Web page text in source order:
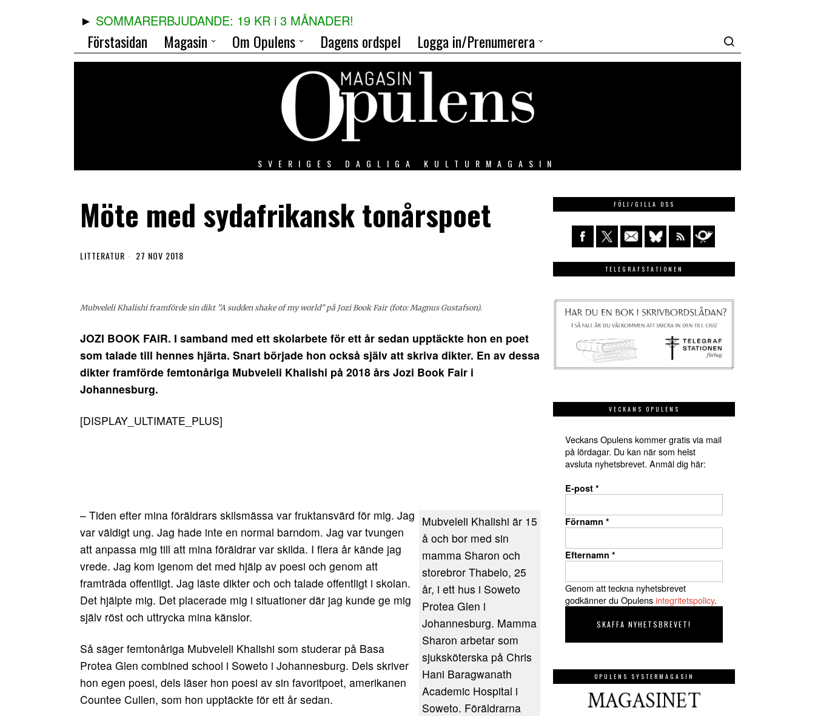
SOMMARERBJUDANDE: 19 KR i 3 MÅNADER!
Förstasidan Magasin Om Opulens Dagens ordspel Logga in/Prenumerera
SVERIGES DAGLIGA KULTURMAGASIN
Möte med sydafrikansk tonårspoet
LITTERATUR 27 NOV 2018
Mubveleli Khalishi framförde sin dikt ”A sudden shake of my world” på Jozi Book Fair (foto: Magnus Gustafson).
JOZI BOOK FAIR. I samband med ett skolarbete för ett år sedan upptäckte hon en poet
som talade till hennes hjärta. Snart började hon också själv att skriva dikter. En av dessa
dikter framförde femtonåriga Mubveleli Khalishi på 2018 års Jozi Book Fair i
Johannesburg.
[DISPLAY_ULTIMATE_PLUS]
Mubveleli Khalishi är 15
å och bor med sin
mamma Sharon och
storebror Thabelo, 25
år, i ett hus i Soweto
Protea Glen i
Johannesburg. Mamma
Sharon arbetar som
sjuksköterska på Chris
Hani Baragwanath
Academic Hospital i
Soweto. Föräldrarna
– Tiden efter mina föräldrars skilsmässa var fruktansvärd för mig. Jag
var väldigt ung. Jag hade inte en normal barndom. Jag var tvungen
att anpassa mig till att mina föräldrar var skilda. I flera år kände jag
vrede. Jag kom igenom det med hjälp av poesi och genom att
framträda offentligt. Jag läste dikter och och talade offentligt i skolan.
Det hjälpte mig. Det placerade mig i situationer där jag kunde ge mig
själv röst och uttrycka mina känslor.
Så säger femtonåriga Mubveleli Khalishi som studerar på Basa
Protea Glen combined school i Soweto i Johannesburg. Dels skriver
hon egen poesi, dels läser hon poesi av sin favoritpoet, amerikanen
Countee Cullen, som hon upptäckte för ett år sedan.
FÖLJ/GILLA OSS
TELEGRAFSTATIONEN
VECKANS OPULENS
Veckans Opulens kommer gratis via mail
på lördagar. Du kan när som helst
avsluta nyhetsbrevet. Anmäl dig här:
E-post *
Förnamn *
Efternamn *
Genom att teckna nyhetsbrevet
godkänner du Opulensintegritetspolicy.
OPULENS SYSTERMAGASIN